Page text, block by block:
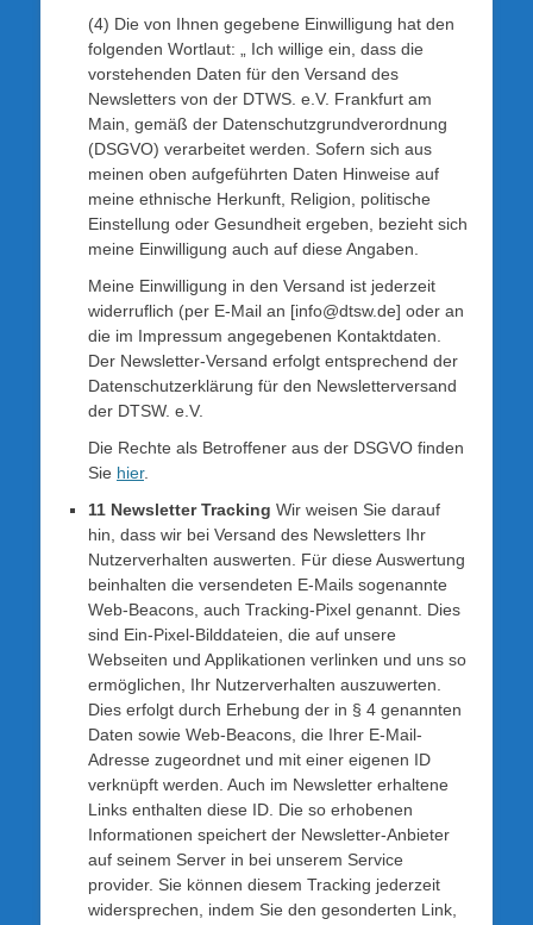
(4) Die von Ihnen gegebene Einwilligung hat den
folgenden Wortlaut: „ Ich willige ein, dass die
vorstehenden Daten für den Versand des
Newsletters von der DTWS. e.V. Frankfurt am
Main, gemäß der Datenschutzgrundverordnung
(DSGVO) verarbeitet werden. Sofern sich aus
meinen oben aufgeführten Daten Hinweise auf
meine ethnische Herkunft, Religion, politische
Einstellung oder Gesundheit ergeben, bezieht sich
meine Einwilligung auch auf diese Angaben.
Meine Einwilligung in den Versand ist jederzeit
widerruflich (per E-Mail an [info@dtsw.de] oder an
die im Impressum angegebenen Kontaktdaten.
Der Newsletter-Versand erfolgt entsprechend der
Datenschutzerklärung für den Newsletterversand
der DTSW. e.V.
Die Rechte als Betroffener aus der DSGVO finden
Sie hier.
11 Newsletter Tracking Wir weisen Sie darauf
hin, dass wir bei Versand des Newsletters Ihr
Nutzerverhalten auswerten. Für diese Auswertung
beinhalten die versendeten E-Mails sogenannte
Web-Beacons, auch Tracking-Pixel genannt. Dies
sind Ein-Pixel-Bilddateien, die auf unsere
Webseiten und Applikationen verlinken und uns so
ermöglichen, Ihr Nutzerverhalten auszuwerten.
Dies erfolgt durch Erhebung der in § 4 genannten
Daten sowie Web-Beacons, die Ihrer E-Mail-
Adresse zugeordnet und mit einer eigenen ID
verknüpft werden. Auch im Newsletter erhaltene
Links enthalten diese ID. Die so erhobenen
Informationen speichert der Newsletter-Anbieter
auf seinem Server in bei unserem Service
provider. Sie können diesem Tracking jederzeit
widersprechen, indem Sie den gesonderten Link,